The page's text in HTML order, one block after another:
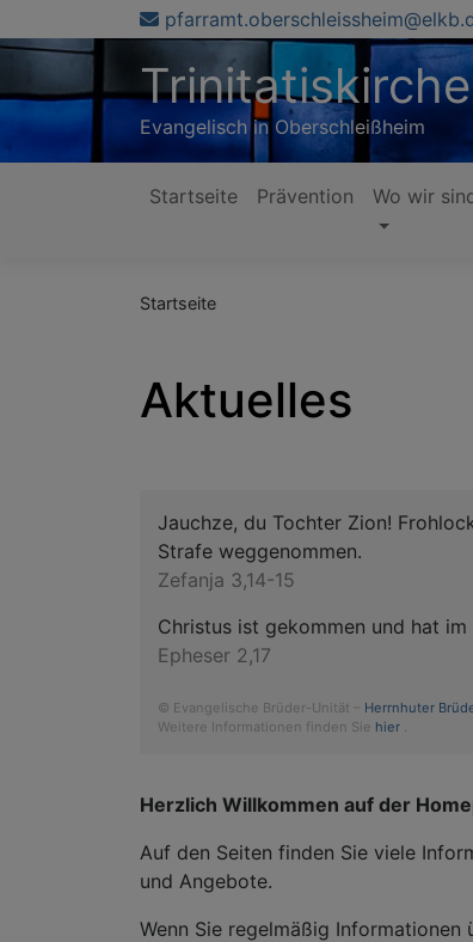
zum
Trinitatiskirche
Evangelisch in Oberschleißheim
Hauptnavigation
Startseite Prävention Wo wir
Startseite
Aktuelles
Jauchze, du Tochter Zion!
Strafe weggenommen.
Zefanja 3,14-15
Christus ist gekommen und hat
Epheser 2,17
© Evangelische Brüder-Unität – Herrnhuter
Weitere Informationen finden Sie hier .
Herzlich Willkommen auf der
Auf den Seiten finden Sie viele
und Angebote.
Wenn Sie regelmäßig